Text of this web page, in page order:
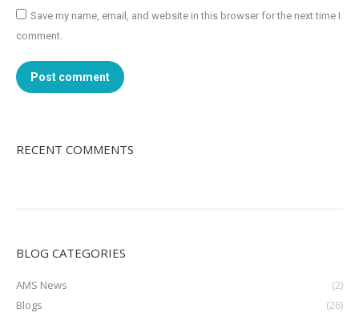
Save my name, email, and website in this browser for the next time I
comment.
Post comment
RECENT COMMENTS
BLOG CATEGORIES
AMS News
(2)
Blogs
(26)